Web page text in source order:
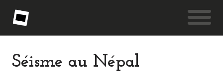
Séisme au Népal